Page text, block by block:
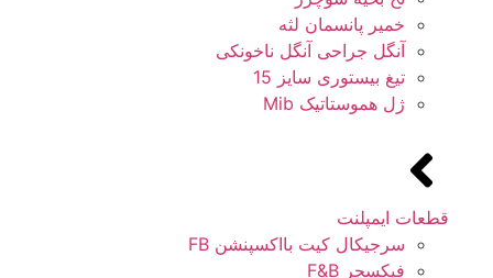
خمیر پانسمان لثه
آنگل جراحی آنگل ناخونکی
تیغ بیستوری سایز 15
ژل هموستاتیک Mib
قطعات ایمپلنت
سرجیکال کیت بااکسپنشن FB
فیکسچر F&B